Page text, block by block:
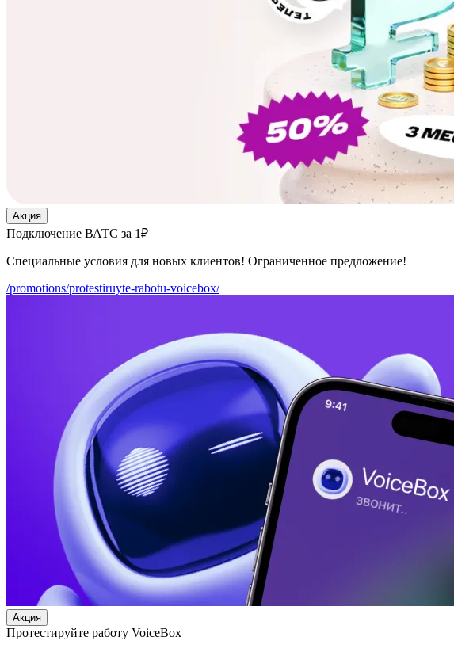
Акция
Подключение ВАТС за 1₽
Специальные условия для новых клиентов! Ограниченное предложение!
/promotions/protestiruyte-rabotu-voicebox/
Акция
Протестируйте работу VoiceBox